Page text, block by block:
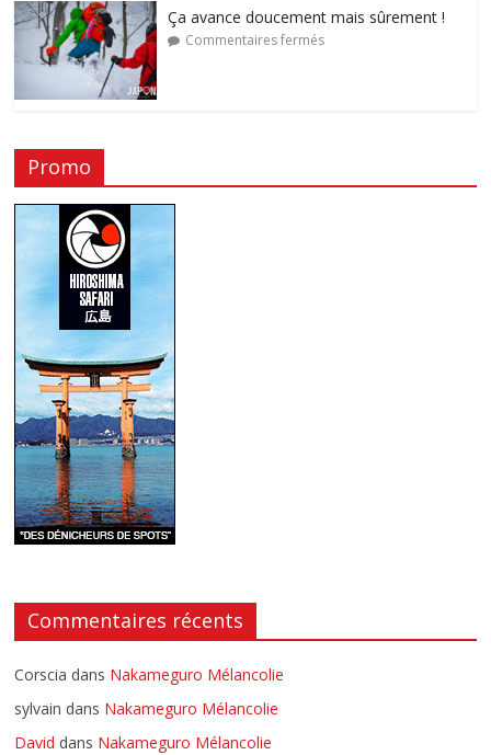
Ça avance doucement mais sûrement !
Commentaires fermés
Promo
Commentaires récents
Corscia dans Nakameguro Mélancolie
sylvain dans Nakameguro Mélancolie
David dans Nakameguro Mélancolie